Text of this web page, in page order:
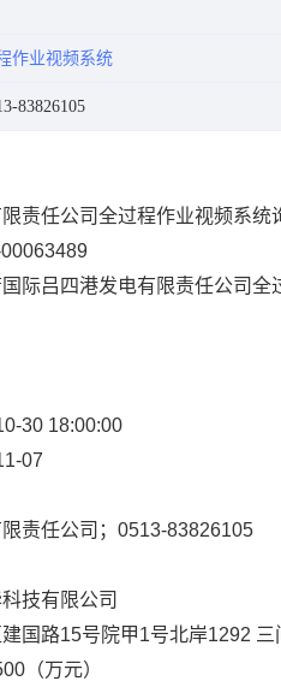
作业视频系统
83826105
责任公司全过程作业视频系统
际吕四港发电有限责任公司全
30 18:00:00
07
责任公司；0513-83826105
技有限公司
国路15号院甲1号北岸1292
（万元）